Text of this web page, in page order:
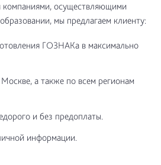
компаниями, осуществляющими
мы предлагаем клиенту:
ГОЗНАКа в максимально
а также по всем регионам
и без предоплаты.
информации.